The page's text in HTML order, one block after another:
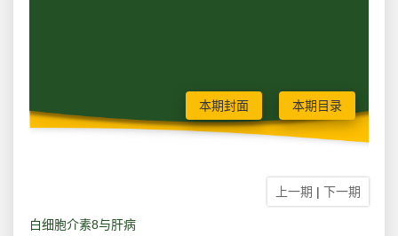
本期封面 本期目录
上一期 | 下一期
白细胞介素8与肝病